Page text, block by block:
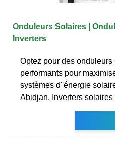
Onduleurs Solaires |
Inverters
Optez pour des
performants pour
systèmes d''énergie
Abidjan, Inverters solaires